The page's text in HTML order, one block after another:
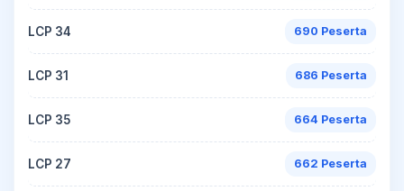
LCP 34 690 Peserta
LCP 31 686 Peserta
LCP 35 664 Peserta
LCP 27 662 Peserta